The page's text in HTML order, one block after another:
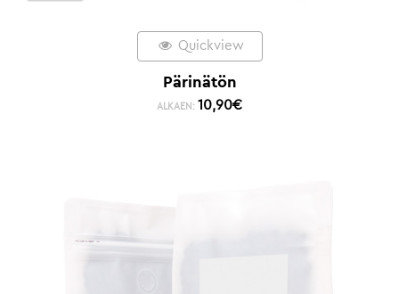
Quickview
Pärinätön
ALKAEN: 10,90€